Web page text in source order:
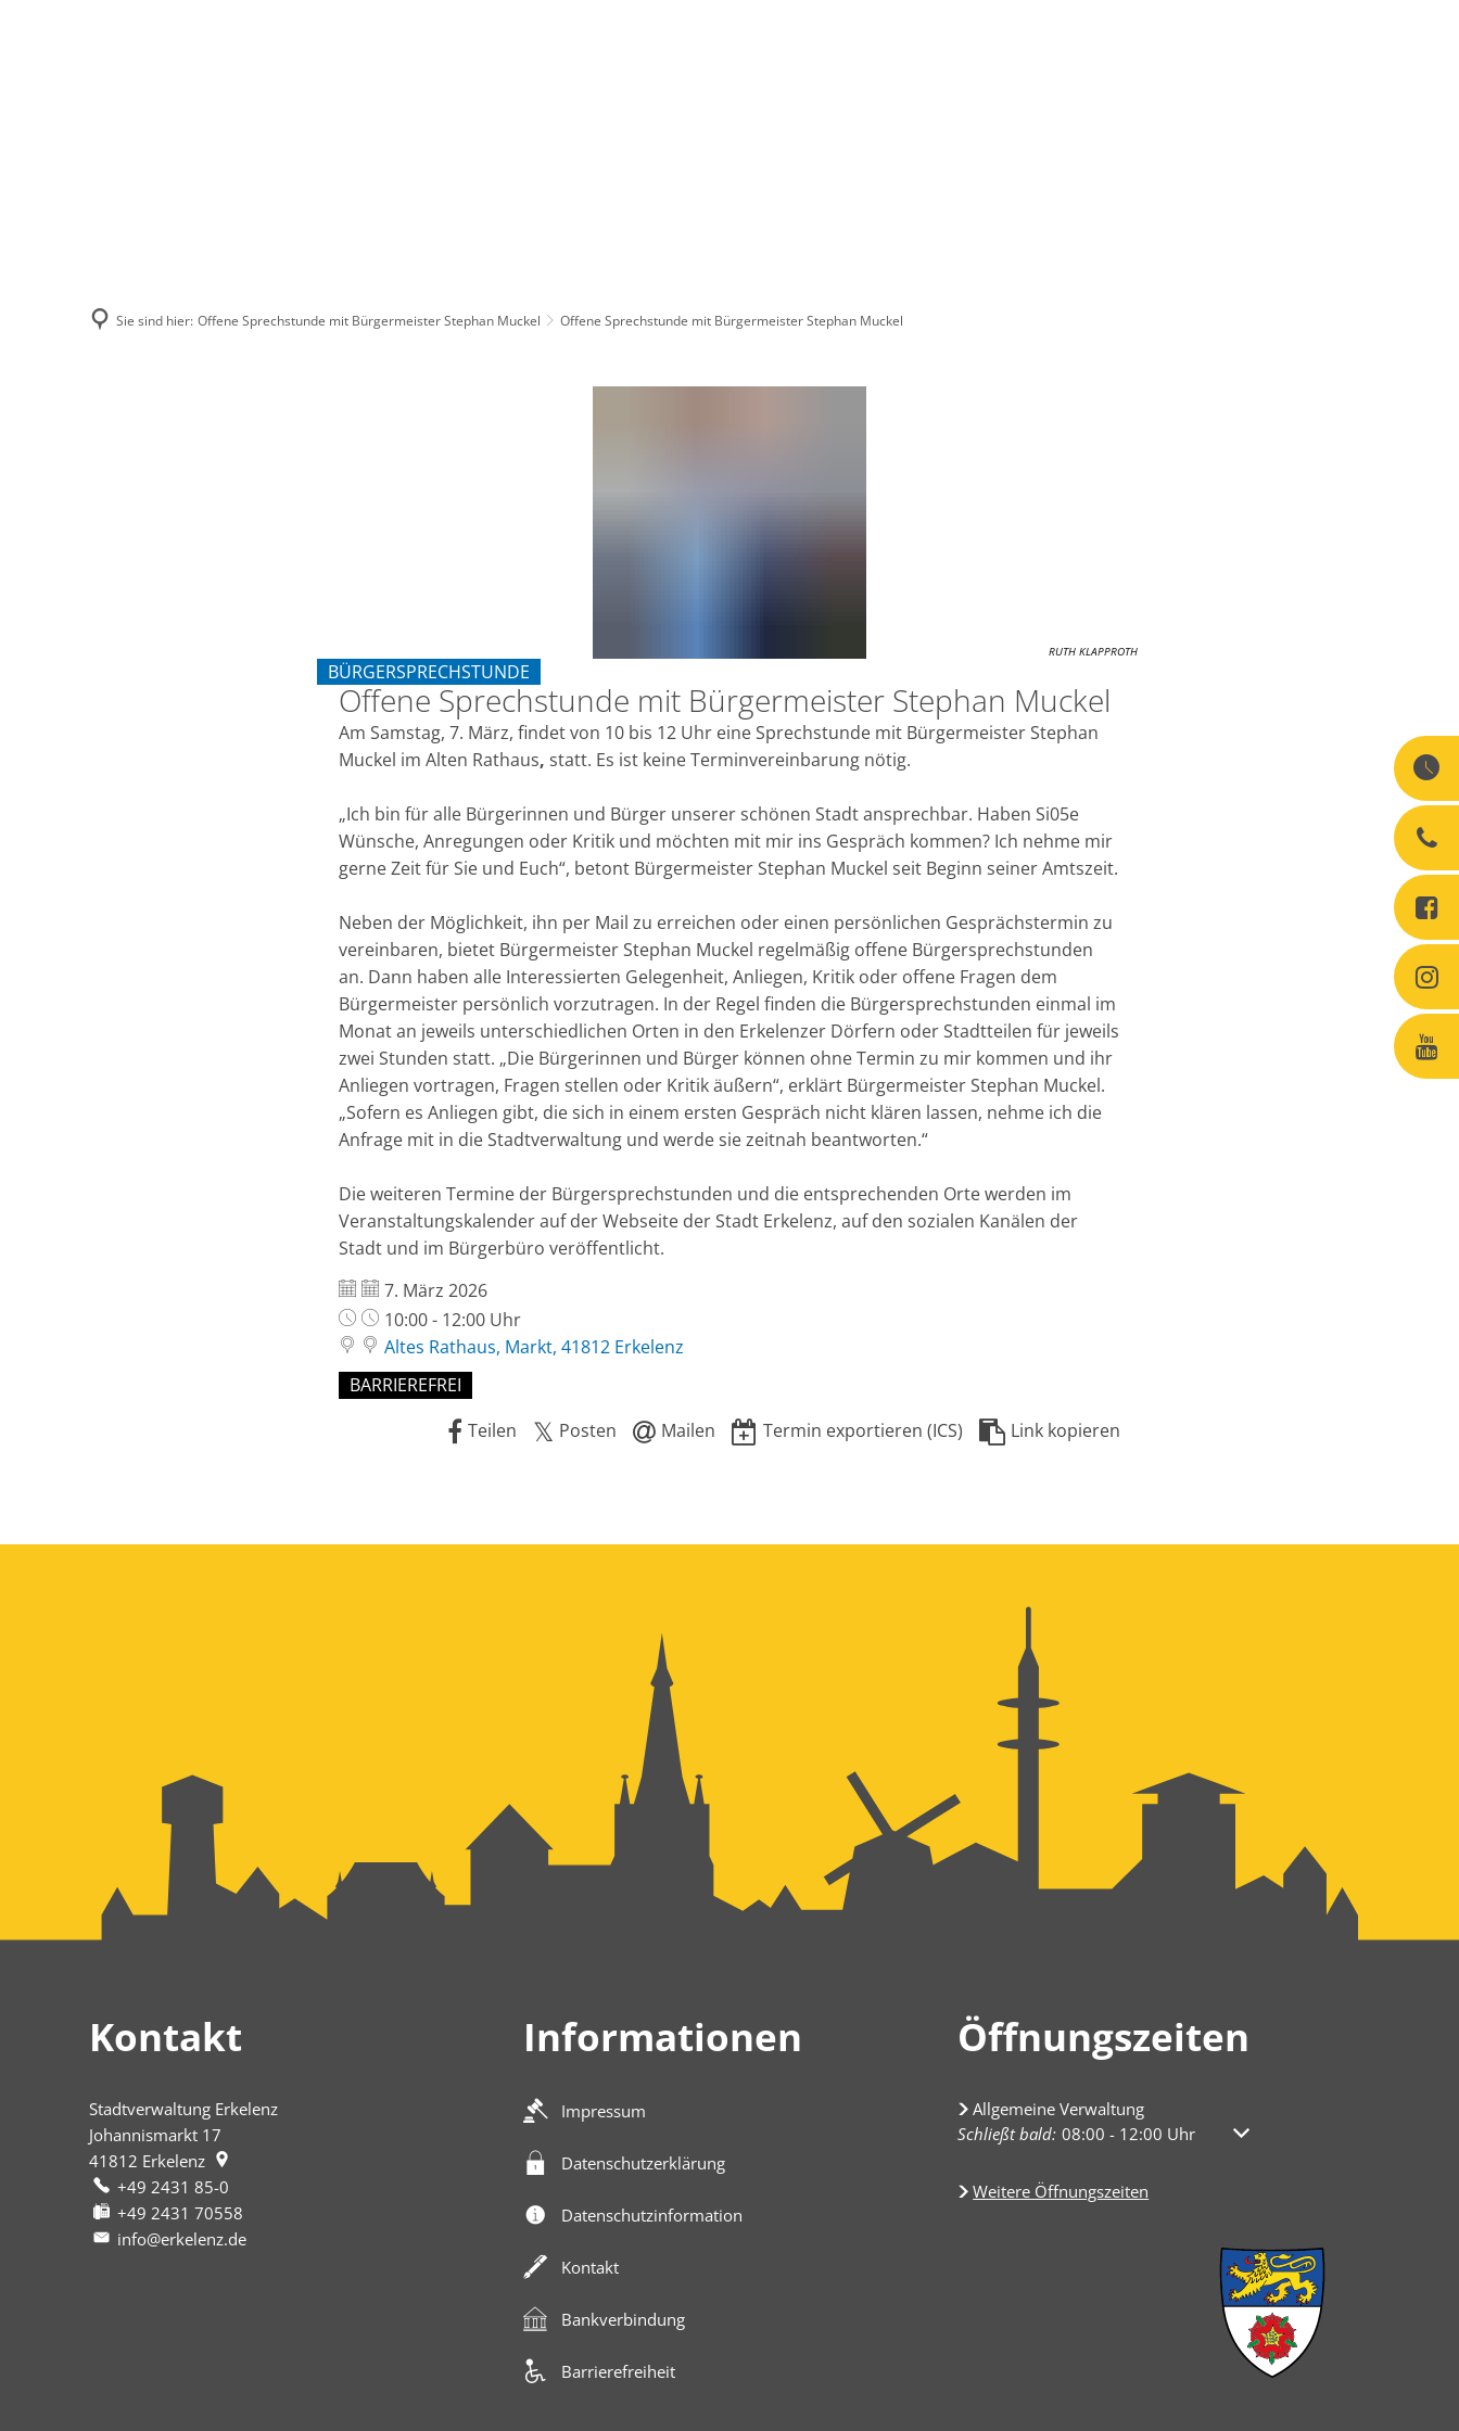
Sie sind hier: Offene Sprechstunde mit Bürgermeister Stephan Muckel Offene Sprechstunde mit Bürgermeister Stephan Muckel
RUTH KLAPPROTH
BÜRGERSPRECHSTUNDE
KATEGORIE: BÜRGERSPRECHSTUNDE
Offene Sprechstunde mit Bürgermeister Stephan Muckel
Am Samstag, 7. März, findet von 10 bis 12 Uhr eine Sprechstunde mit Bürgermeister Stephan
Muckel im Alten Rathaus, statt. Es ist keine Terminvereinbarung nötig.
„Ich bin für alle Bürgerinnen und Bürger unserer schönen Stadt ansprechbar. Haben Si05e
Wünsche, Anregungen oder Kritik und möchten mit mir ins Gespräch kommen? Ich nehme mir
gerne Zeit für Sie und Euch“, betont Bürgermeister Stephan Muckel seit Beginn seiner Amtszeit.
Neben der Möglichkeit, ihn per Mail zu erreichen oder einen persönlichen Gesprächstermin zu
vereinbaren, bietet Bürgermeister Stephan Muckel regelmäßig offene Bürgersprechstunden
an. Dann haben alle Interessierten Gelegenheit, Anliegen, Kritik oder offene Fragen dem
Bürgermeister persönlich vorzutragen. In der Regel finden die Bürgersprechstunden einmal im
Monat an jeweils unterschiedlichen Orten in den Erkelenzer Dörfern oder Stadtteilen für jeweils
zwei Stunden statt. „Die Bürgerinnen und Bürger können ohne Termin zu mir kommen und ihr
Anliegen vortragen, Fragen stellen oder Kritik äußern“, erklärt Bürgermeister Stephan Muckel.
„Sofern es Anliegen gibt, die sich in einem ersten Gespräch nicht klären lassen, nehme ich die
Anfrage mit in die Stadtverwaltung und werde sie zeitnah beantworten.“
Die weiteren Termine der Bürgersprechstunden und die entsprechenden Orte werden im
Veranstaltungskalender auf der Webseite der Stadt Erkelenz, auf den sozialen Kanälen der
Stadt und im Bürgerbüro veröffentlicht.
Datum:
7. März 2026
Uhrzeit:
10:00 - 12:00 Uhr
Altes Rathaus, Markt, 41812 Erkelenz
BARRIEREFREI
Teilen
Posten Mailen Termin exportieren (ICS) Link kopieren
Kontakt
Stadtverwaltung Erkelenz
Johannismarkt 17
41812 Erkelenz
+49 2431 85-0
+49 2431 70558
info@erkelenz.de
Informationen
Impressum
Datenschutzerklärung
Datenschutzinformation
Kontakt
Bankverbindung
Barrierefreiheit
Öffnungszeiten
Allgemeine Verwaltung
Klicken, um weitere Öffnungs- oder Schließzeiten auszublenden
Schließt bald: 08:00 - 12:00 Uhr Von 08:00 bis 12:00 Uhr
Weitere Öffnungszeiten